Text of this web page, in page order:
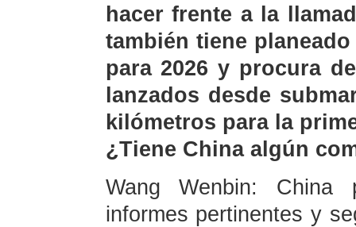
hacer frente a la
también tiene
para 2026 y procura
lanzados desde
kilómetros para la
¿Tiene China algún
Wang Wenbin:
informes pertinentes y